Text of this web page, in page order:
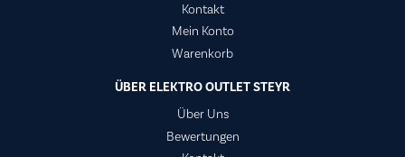
Kontakt
Mein Konto
Warenkorb
ÜBER ELEKTRO OUTLET STEYR
Über Uns
Bewertungen